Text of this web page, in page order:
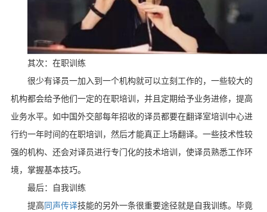
其次：在职训练
很少有译员一加入到一个机构就可以立刻工作的，一些较大的
机构都会给予他们一定的在职培训，并且定期给予业务进修，提高
业务水平。如中国外交部每年招收的译员都要在翻译室培训中心进
行约一年时间的在职培训，然后才能真正上场翻译。一些技术性较
强的机构、还会对译员进行专门化的技术培训，使译员熟悉工作环
境，掌握基本技巧。
最后：自我训练
提高同声传译技能的另外一条很重要途径就是自我训练。毕竟